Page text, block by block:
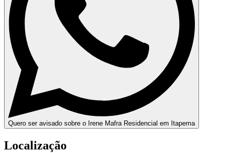
Quero ser avisado sobre o Irene Mafra Residencial em Itapema
Localização